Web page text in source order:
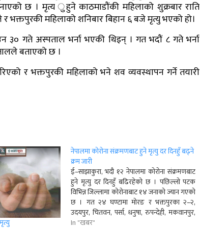
छ । मृत्य ुहुने काठमाडौंकी महिलाको शुक्रबार राति
भक्तपुरकी महिलाको शनिबार बिहान ६ बजे मृत्यु भएको हो।
३० गते अस्पताल भर्ना भएकी थिइन् । गत भदौं ८ गते भर्ना
बताएको छ ।
र भक्तपुरकी महिलाको भने शव व्यवस्थापन गर्ने तयारी
नेपालमा कोरोना संक्रमणबाट हुने मृत्यु दर दिनहुँ बढ्ने
क्रम जारी
ई–साझाकुरा, भदौ १२ नेपालमा कोरोना संक्रमणबाट
हुने मृत्यु दर दिनहुँ बढिरहेको छ । पछिल्लो पटक
विभिन्न जिल्लामा कोरोनाबाट १४ जनाको ज्यान गएको
छ । गत २४ घण्टामा मोरङ र भक्तपुरका २–२,
उदयपुर, चितवन, पर्सा, धनुषा, रुपन्देही, मकवानपुर,
कास्की, गोरखा, सिरहा र झापका एक(एक जनाको
In "खबर"